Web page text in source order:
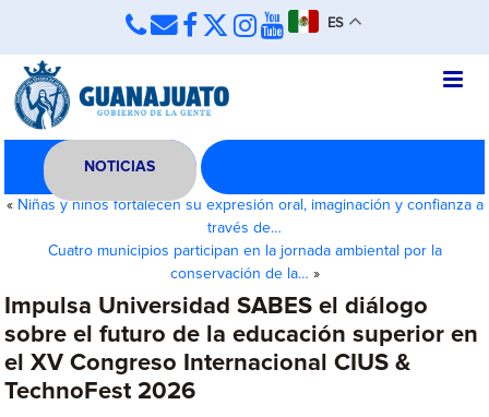
ES
NOTICIAS
« Niñas y niños fortalecen su expresión oral, imaginación y confianza a
través de…
Cuatro municipios participan en la jornada ambiental por la
conservación de la… »
Impulsa Universidad SABES el diálogo
sobre el futuro de la educación superior en
el XV Congreso Internacional CIUS &
TechnoFest 2026